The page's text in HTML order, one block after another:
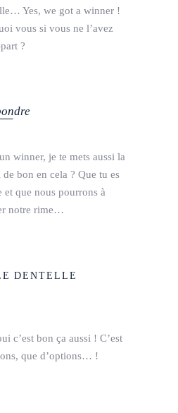
Yes, we got a winner !
vous si vous ne l’avez
?
winner, je te mets aussi la
bon en cela ? Que tu es
que nous pourrons à
notre rime…
DENTELLE
c’est bon ça aussi ! C’est
que d’options… !